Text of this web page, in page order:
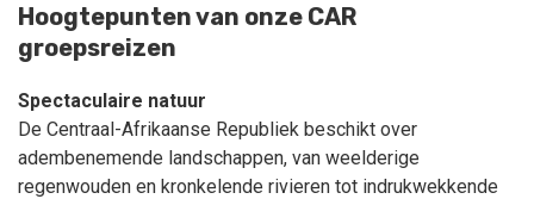
Hoogtepunten van onze CAR
groepsreizen
Spectaculaire natuur
De Centraal-Afrikaanse Republiek beschikt over
adembenemende landschappen, van weelderige
regenwouden en kronkelende rivieren tot indrukwekkende